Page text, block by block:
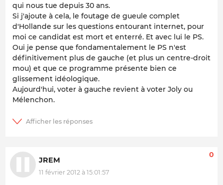
qui nous tue depuis 30 ans.
Si j'ajoute à cela, le foutage de gueule complet
d'Hollande sur les questions entourant internet, pour
moi ce candidat est mort et enterré. Et avec lui le PS.
Oui je pense que fondamentalement le PS n'est
définitivement plus de gauche (et plus un centre-droit
mou) et que ce programme présente bien ce
glissement idéologique.
Aujourd'hui, voter à gauche revient à voter Joly ou
Mélenchon.
JREM
11 février 2012 à 15:01:57
0